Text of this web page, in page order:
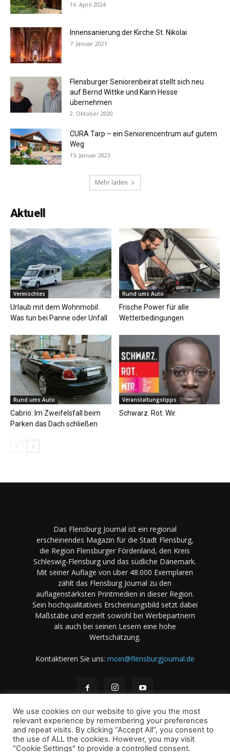
16. April 2024
Innensanierung der Kirche St. Nikolai
7. Januar 2021
Flensburger Seniorenbeirat stellt sich neu
auf:Bernd Wittke und Karin Hesse
übernehmen
2. Oktober 2020
CURA Tarp – ein Seniorencentrum auf gutem
Weg
15. Januar 2023
Mehr laden
Aktuell
Vermischtes
Urlaub mit dem Wohnmobil:
Was tun bei Panne oder Unfall
Rund ums Auto
Frische Power für alle
Wetterbedingungen
Rund ums Auto
Cabrio: Im Zweifelsfall beim
Parken das Dach schließen
Veranstaltungstipps
Schwarz. Rot. Wir.
Das Flensburg Journal ist ein regional
erscheinendes Magazin für die Stadt Flensburg,
die Region Flensburger Fördenland, den Kreis
Schleswig-Flensburg und das südliche Dänemark.
Mit seiner Auflage von über 48.000 Exemplaren
zählt das Flensburg Journal zu den
auflagenstärksten Printmedien in dieser Region.
Sein hochqualitatives Erscheinungsbild setzt dabei
Maßstäbe und erzielt sowohl bei Werbepartnern
als auch bei seinen Lesern eine hohe
Wertschätzung.
Kontaktieren Sie uns: moin@flensburgjournal.de
Über uns Stellenangebote Impressum
Datenschutz
We use cookies on our website to give you the most
relevant experience by remembering your preferences
and repeat visits. By clicking “Accept All”, you consent to
the use of ALL the cookies. However, you may visit
"Cookie Settings" to provide a controlled consent.